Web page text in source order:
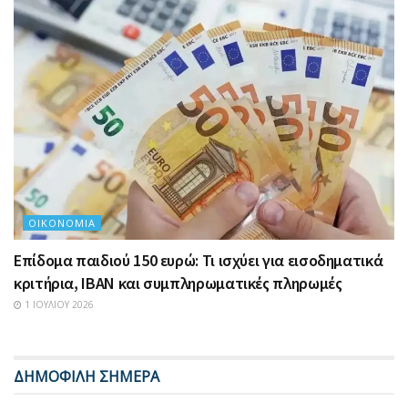
ΟΙΚΟΝΟΜΊΑ
Επίδομα παιδιού 150 ευρώ: Τι ισχύει για εισοδηματικά
κριτήρια, IBAN και συμπληρωματικές πληρωμές
1 ΙΟΥΛΊΟΥ 2026
ΔΗΜΟΦΙΛΗ ΣΗΜΕΡΑ